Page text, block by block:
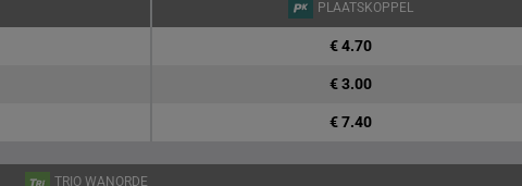
PLAATSKOPPEL
€ 4.70
€ 3.00
€ 7.40
TRIO WANORDE